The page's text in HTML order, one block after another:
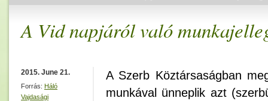
A Vid napjáról való
2015. June 21.
Forrás: Háló
Vajdasági
A Szerb Köztársaságban
munkával ünneplik azt